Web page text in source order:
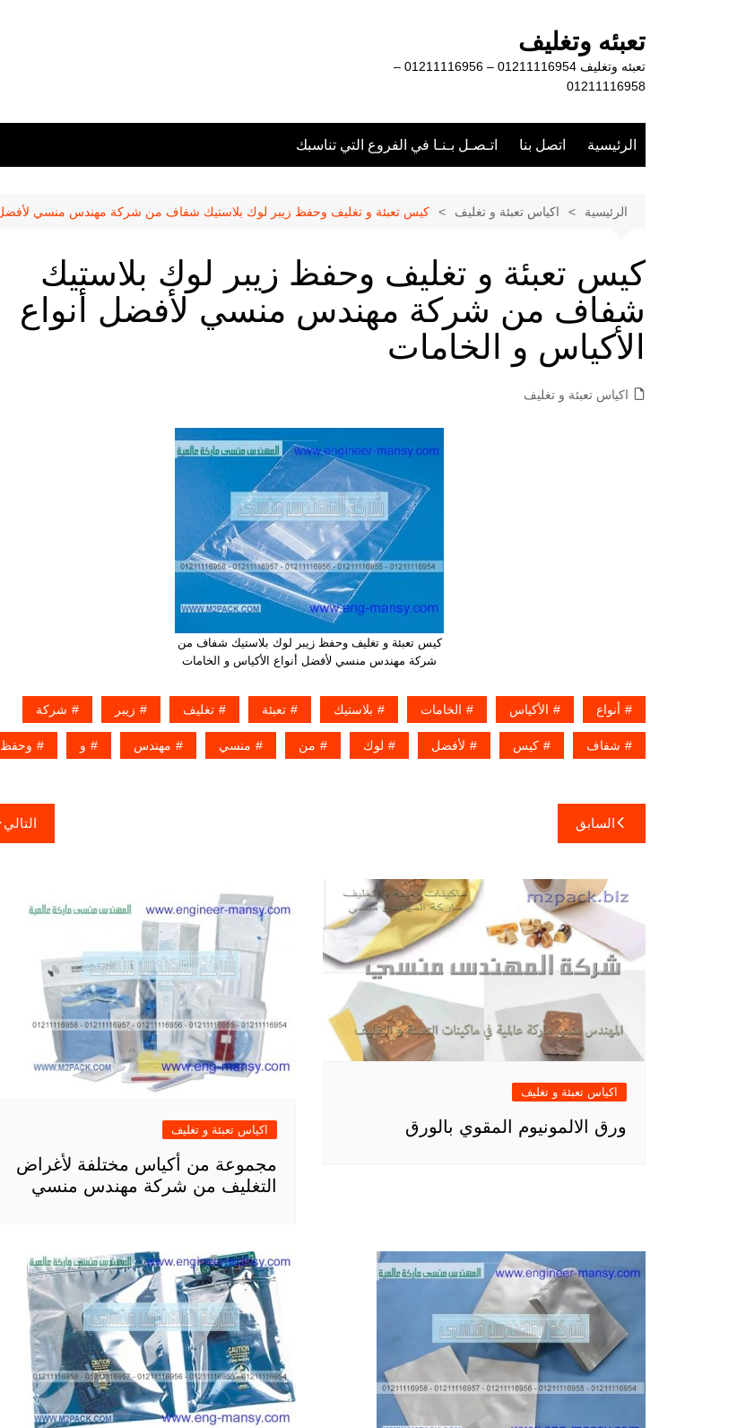
تعبئه وتغليف
تعبئه وتغليف 01211116954 – 01211116956 –
01211116958
الرئيسية اتصل بنا اتـصـل بـنـا في الفروع التي تناسبك
الرئيسية اكياس تعبئة و تغليف كيس تعبئة و تغليف وحفظ زيبر لوك بلاستيك شفاف من شركة مهندس منسي لأفضل
كيس تعبئة و تغليف وحفظ زيبر لوك بلاستيك
شفاف من شركة مهندس منسي لأفضل أنواع
الأكياس و الخامات
اكياس تعبئة و تغليف
كيس تعبئة و تغليف وحفظ زيبر لوك بلاستيك شفاف من
شركة مهندس منسي لأفضل أنواع الأكياس و الخامات
أنواع الأكياس الخامات بلاستيك تعبئة تغليف زيبر شركة
شفاف كيس لأفضل لوك من منسي مهندس و وحفظ
تصفّح
المقالات
السابق التالي
اكياس تعبئة و تغليف
ورق الالمونيوم المقوي بالورق اكياس تعبئة و تغليف
مجموعة من أكياس مختلفة لأغراض
التغليف من شركة مهندس منسي